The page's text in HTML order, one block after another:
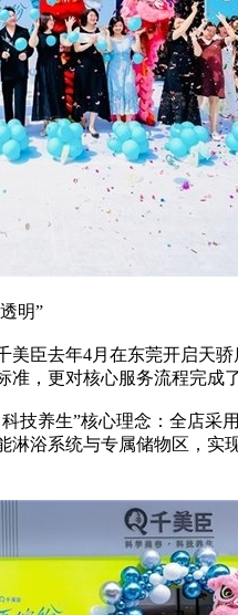
明”
去年4月在东莞开启天骄
，更对核心服务流程完成
养生”核心理念：全店采
淋浴系统与专属储物区，